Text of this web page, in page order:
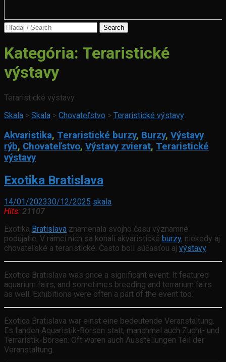
Search
Kategória: Teraristické
výstavy
Teraristické výstavy
Skala > Skala > Chovateľstvo > Teraristické výstavy
Akvaristika, Teraristické burzy, Burzy, Výstavy
rýb, Chovateľstvo, Výstavy zvierat, Teraristické
výstavy
Exotika Bratislava
14/01/202330/12/2025 skala
Hits: 21107
Exotika Bratislava znamenala svojho času významné
podujatie. V rámci nich sa konali akvaristické burzy, niekedy aj
chovateľské a teraristické. Často boli súčasťou aj výstavy.
Exotica Bratislava was once a significant event. It featured
aquarium fairs, and sometimes breeding and terrarium fairs
as well. Exhibitions were often a part of the event too.
Exotica Bratislava war einst eine bedeutende Veranstaltung.
Es fanden Aquaristik-Börsen statt, manchmal auch Zucht- und
Terraristik-Börsen. Oft waren auch Ausstellungen Teil der
Veranstaltung.